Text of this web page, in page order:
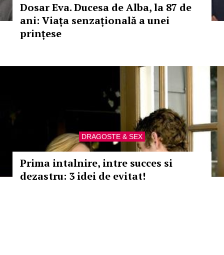
Dosar Eva. Ducesa de Alba, la 87 de
ani: Viața senzațională a unei
prințese
DRAGOSTE & SEX
Prima intalnire, intre succes si
dezastru: 3 idei de evitat!